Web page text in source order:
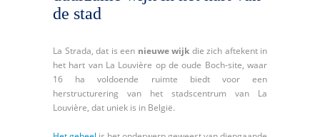
de stad
La Strada, dat is een nieuwe wijk die zich aftekent in
het hart van La Louvière op de oude Boch-site, waar
16 ha voldoende ruimte biedt voor een
herstructurering van het stadscentrum van La
Louvière, dat uniek is in België.